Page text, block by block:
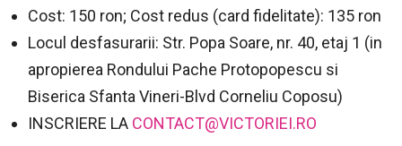
Cost: 150 ron; Cost redus (card fidelitate): 135 ron
Locul desfasurarii: Str. Popa Soare, nr. 40, etaj 1 (in
apropierea Rondului Pache Protopopescu si
Biserica Sfanta Vineri-Blvd Corneliu Coposu)
INSCRIERE LA CONTACT@VICTORIEI.RO